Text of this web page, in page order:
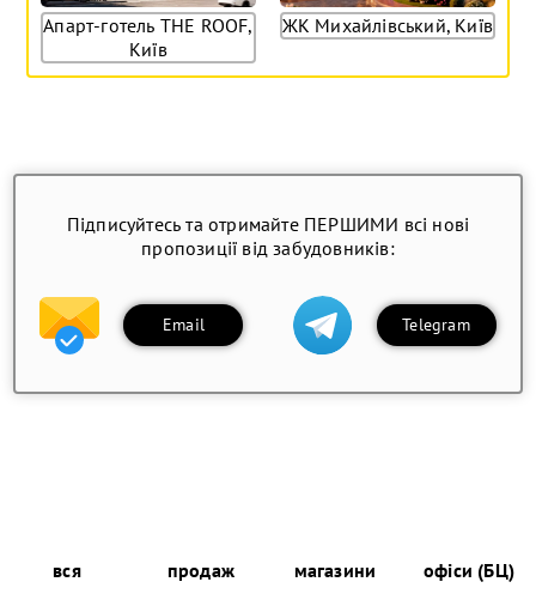
Апарт-готель THE ROOF,
Київ
ЖК Михайлівський, Київ
Підписуйтесь та отримайте ПЕРШИМИ всі нові
пропозиції від забудовників:
Email Telegram
вся
продаж
магазини
офіси (БЦ)